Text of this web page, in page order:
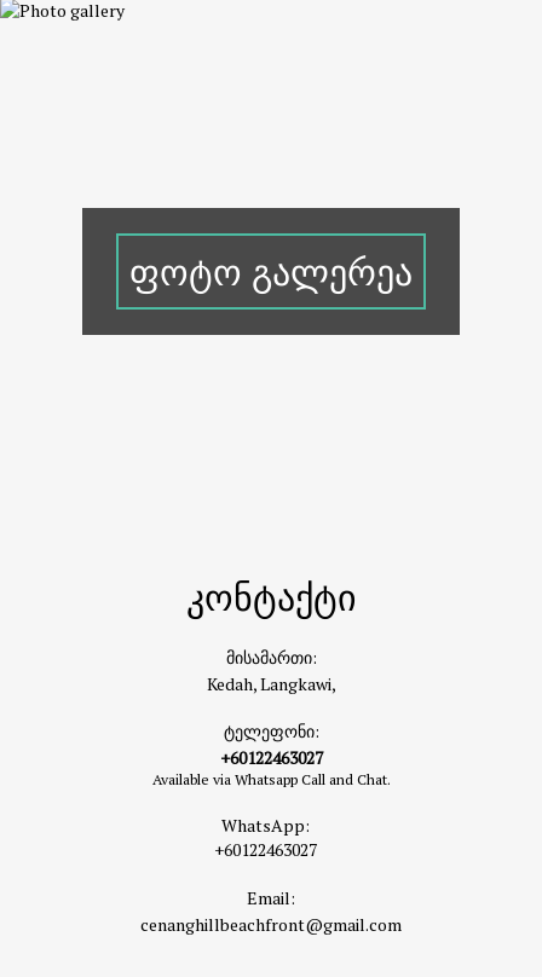
ფოტო გალერეა
კონტაქტი
მისამართი:
Kedah, Langkawi,
ტელეფონი:
+60122463027
Available via Whatsapp Call and Chat.
WhatsApp:
+60122463027
Email:
cenanghillbeachfront@gmail.com